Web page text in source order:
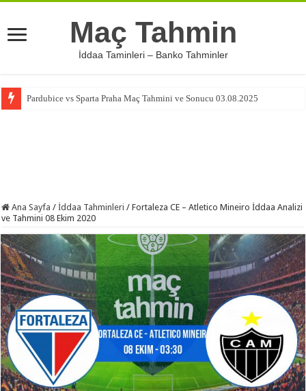
Maç Tahmin
İddaa Taminleri – Banko Tahminler
Pardubice vs Sparta Praha Maç Tahmini ve Sonucu 03.08.2025
Ana Sayfa / İddaa Tahminleri / Fortaleza CE – Atletico Mineiro İddaa Analizi
ve Tahmini 08 Ekim 2020